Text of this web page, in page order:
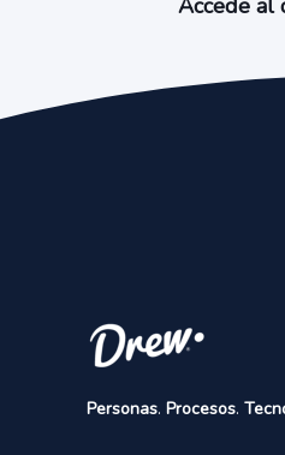
Accede al
Personas. Procesos.